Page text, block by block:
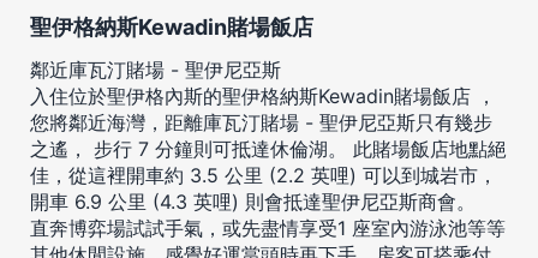
聖伊格納斯Kewadin賭場飯店
鄰近庫瓦汀賭場 - 聖伊尼亞斯
入住位於聖伊格內斯的聖伊格納斯Kewadin賭場飯店 ，
您將鄰近海灣，距離庫瓦汀賭場 - 聖伊尼亞斯只有幾步
之遙， 步行 7 分鐘則可抵達休倫湖。 此賭場飯店地點絕
佳，從這裡開車約 3.5 公里 (2.2 英哩) 可以到城岩市，
開車 6.9 公里 (4.3 英哩) 則會抵達聖伊尼亞斯商會。
直奔博弈場試試手氣，或先盡情享受1 座室內游泳池等等